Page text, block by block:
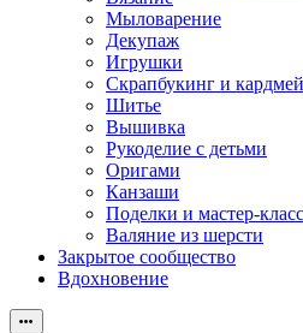
Мыловарение
Декупаж
Игрушки
Скрапбукинг и
Шитье
Вышивка
Рукоделие с детьми
Оригами
Канзаши
Поделки и мастер-
Валяние из шерсти
Закрытое сообщество
Вдохновение